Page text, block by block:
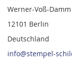
Werner-Voß-
12101 Berlin
Deutschland
info@stempel-